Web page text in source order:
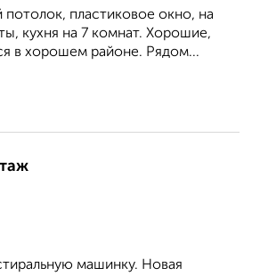
пластиковое окно, на
кухня на 7 комнат. Хорошие,
в хорошем районе. Рядом...
машинку. Новая